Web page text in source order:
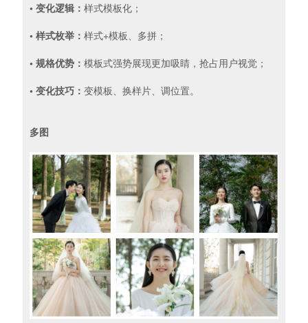
• 变化逻辑： 样式模板化；
• 样式枚举： 样式+模板、多拼；
• 规格优势： 模板式强势展现更加吸睛，抢占用户视觉；
• 变化技巧： 变模板、换样片、调位置。
多图